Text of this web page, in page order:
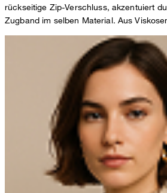
rückseitige Zip-Verschluss, akzentuiert
Zugband im selben Material. Aus